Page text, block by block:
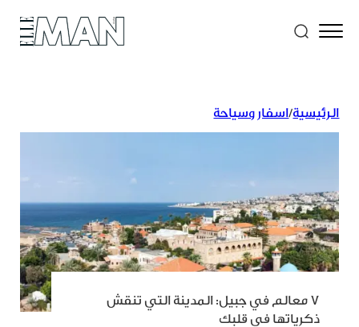
الرئيسية/اسفار وسياحة
7 معالم في جبيل: المدينة التي تنقش
ذكرياتها في قلبك